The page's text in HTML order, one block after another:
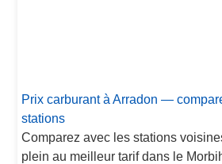
Prix carburant à Arradon —
stations
Comparez avec les stations
plein au meilleur tarif dans le